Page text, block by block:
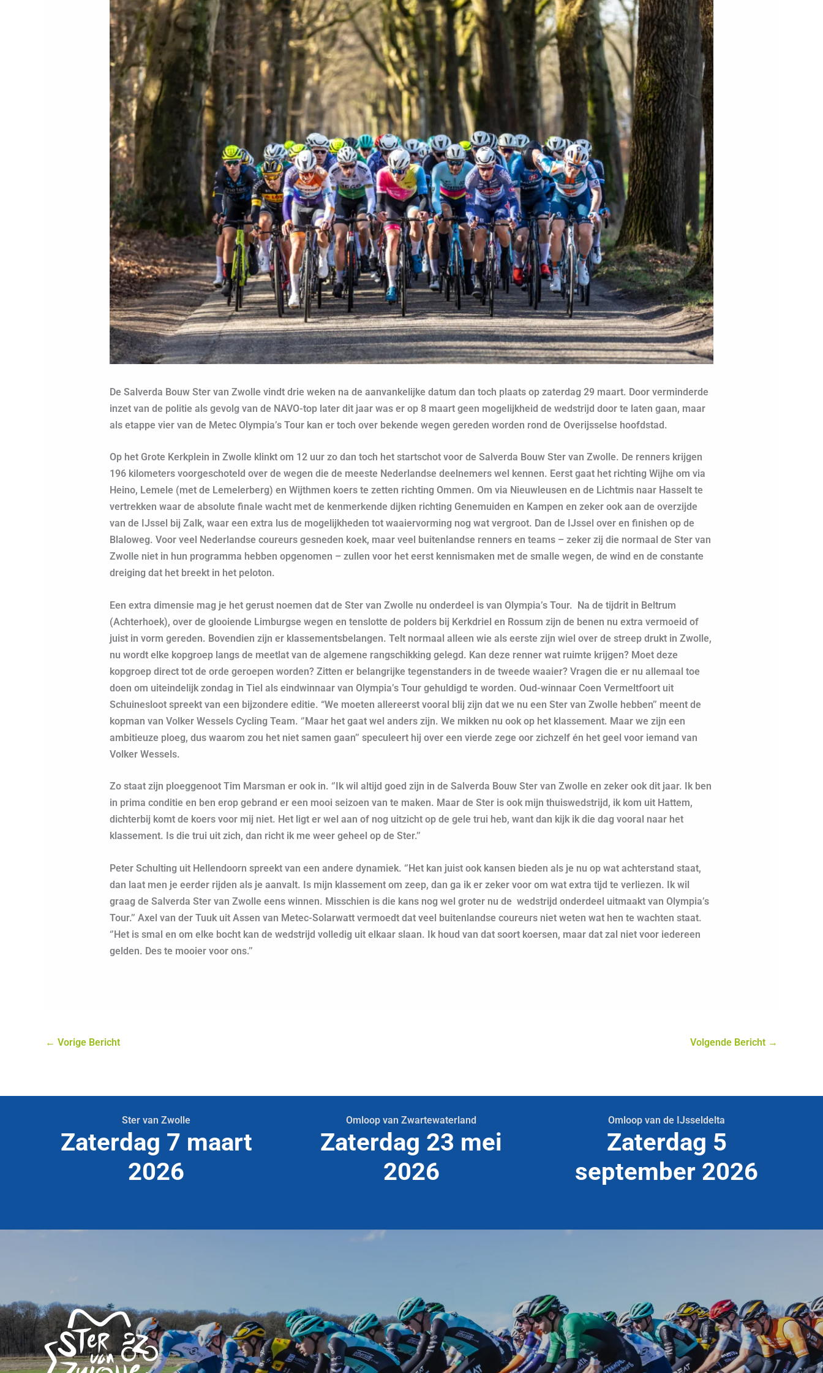
De Salverda Bouw Ster van Zwolle vindt drie weken na de aanvankelijke datum dan toch plaats op zaterdag 29 maart. Door verminderde
inzet van de politie als gevolg van de NAVO-top later dit jaar was er op 8 maart geen mogelijkheid de wedstrijd door te laten gaan, maar
als etappe vier van de Metec Olympia’s Tour kan er toch over bekende wegen gereden worden rond de Overijsselse hoofdstad.
Op het Grote Kerkplein in Zwolle klinkt om 12 uur zo dan toch het startschot voor de Salverda Bouw Ster van Zwolle. De renners krijgen
196 kilometers voorgeschoteld over de wegen die de meeste Nederlandse deelnemers wel kennen. Eerst gaat het richting Wijhe om via
Heino, Lemele (met de Lemelerberg) en Wijthmen koers te zetten richting Ommen. Om via Nieuwleusen en de Lichtmis naar Hasselt te
vertrekken waar de absolute finale wacht met de kenmerkende dijken richting Genemuiden en Kampen en zeker ook aan de overzijde
van de IJssel bij Zalk, waar een extra lus de mogelijkheden tot waaiervorming nog wat vergroot. Dan de IJssel over en finishen op de
Blaloweg. Voor veel Nederlandse coureurs gesneden koek, maar veel buitenlandse renners en teams – zeker zij die normaal de Ster van
Zwolle niet in hun programma hebben opgenomen – zullen voor het eerst kennismaken met de smalle wegen, de wind en de constante
dreiging dat het breekt in het peloton.
Een extra dimensie mag je het gerust noemen dat de Ster van Zwolle nu onderdeel is van Olympia’s Tour. Na de tijdrit in Beltrum
(Achterhoek), over de glooiende Limburgse wegen en tenslotte de polders bij Kerkdriel en Rossum zijn de benen nu extra vermoeid of
juist in vorm gereden. Bovendien zijn er klassementsbelangen. Telt normaal alleen wie als eerste zijn wiel over de streep drukt in Zwolle,
nu wordt elke kopgroep langs de meetlat van de algemene rangschikking gelegd. Kan deze renner wat ruimte krijgen? Moet deze
kopgroep direct tot de orde geroepen worden? Zitten er belangrijke tegenstanders in de tweede waaier? Vragen die er nu allemaal toe
doen om uiteindelijk zondag in Tiel als eindwinnaar van Olympia’s Tour gehuldigd te worden. Oud-winnaar Coen Vermeltfoort uit
Schuinesloot spreekt van een bijzondere editie. “We moeten allereerst vooral blij zijn dat we nu een Ster van Zwolle hebben’’ meent de
kopman van Volker Wessels Cycling Team. ‘’Maar het gaat wel anders zijn. We mikken nu ook op het klassement. Maar we zijn een
ambitieuze ploeg, dus waarom zou het niet samen gaan’’ speculeert hij over een vierde zege oor zichzelf én het geel voor iemand van
Volker Wessels.
Zo staat zijn ploeggenoot Tim Marsman er ook in. ‘’Ik wil altijd goed zijn in de Salverda Bouw Ster van Zwolle en zeker ook dit jaar. Ik ben
in prima conditie en ben erop gebrand er een mooi seizoen van te maken. Maar de Ster is ook mijn thuiswedstrijd, ik kom uit Hattem,
dichterbij komt de koers voor mij niet. Het ligt er wel aan of nog uitzicht op de gele trui heb, want dan kijk ik die dag vooral naar het
klassement. Is die trui uit zich, dan richt ik me weer geheel op de Ster.’’
Peter Schulting uit Hellendoorn spreekt van een andere dynamiek. ‘’Het kan juist ook kansen bieden als je nu op wat achterstand staat,
dan laat men je eerder rijden als je aanvalt. Is mijn klassement om zeep, dan ga ik er zeker voor om wat extra tijd te verliezen. Ik wil
graag de Salverda Ster van Zwolle eens winnen. Misschien is die kans nog wel groter nu de wedstrijd onderdeel uitmaakt van Olympia’s
Tour.’’ Axel van der Tuuk uit Assen van Metec-Solarwatt vermoedt dat veel buitenlandse coureurs niet weten wat hen te wachten staat.
‘’Het is smal en om elke bocht kan de wedstrijd volledig uit elkaar slaan. Ik houd van dat soort koersen, maar dat zal niet voor iedereen
gelden. Des te mooier voor ons.’’
← Vorige Bericht Volgende Bericht →
Ster van Zwolle
Zaterdag 7 maart
2026
Omloop van Zwartewaterland
Zaterdag 23 mei
2026
Omloop van de IJsseldelta
Zaterdag 5
september 2026